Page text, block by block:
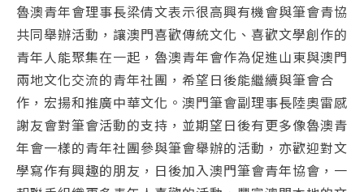
魯澳青年會理事長梁倩文表示很高興有機會與筆會青協
共同舉辦活動，讓澳門喜歡傳統文化、喜歡文學創作的
青年人能聚集在一起，魯澳青年會作為促進山東與澳門
兩地文化交流的青年社團，希望日後能繼續與筆會合
作，宏揚和推廣中華文化。澳門筆會副理事長陸奧雷感
謝友會對筆會活動的支持，並期望日後有更多像魯澳青
年會一樣的青年社團參與筆會舉辦的活動，亦歡迎對文
學寫作有興趣的朋友，日後加入澳門筆會青年協會，一